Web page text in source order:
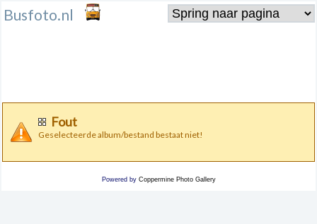
Busfoto.nl
Fout
Geselecteerde album/bestand bestaat niet!
Powered by Coppermine Photo Gallery